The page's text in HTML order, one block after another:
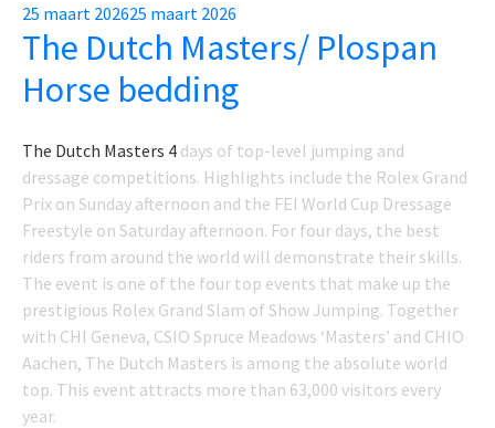
Posted
on
25 maart 202625 maart 2026
The Dutch Masters/ Plospan
Horse bedding
The Dutch Masters 4 days of top-level jumping and
dressage competitions. Highlights include the Rolex Grand
Prix on Sunday afternoon and the FEI World Cup Dressage
Freestyle on Saturday afternoon. For four days, the best
riders from around the world will demonstrate their skills.
The event is one of the four top events that make up the
prestigious Rolex Grand Slam of Show Jumping. Together
with CHI Geneva, CSIO Spruce Meadows ‘Masters’ and CHIO
Aachen, The Dutch Masters is among the absolute world
top. This event attracts more than 63,000 visitors every
year.